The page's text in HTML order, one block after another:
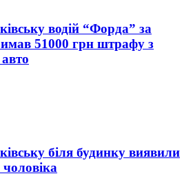
водій “Форда” за
51000 грн штрафу з
біля будинку виявили